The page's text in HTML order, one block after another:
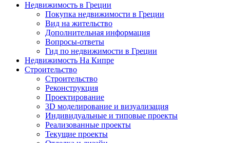
Недвижимость в Греции
Покупка недвижимости в Греции
Вид на жительство
Дополнительная информация
Вопросы-ответы
Гид по недвижимости в Греции
Недвижимость На Кипре
Строительство
Строительство
Реконструкция
Проектирование
3D моделирование и визуализация
Индивидуальные и типовые проекты
Реализованные проекты
Текущие проекты